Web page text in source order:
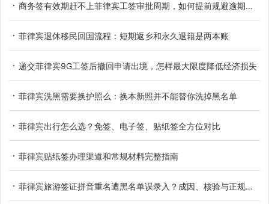
商务签有效期赶不上菲律宾工签审批周期，如何提前规避逾期滞留
菲律宾退休移民回国流程：短期返乡和永久退籍是两本账
递交菲律宾9G工签后撤回申请出境，怎样最大限度降低经济损失
菲律宾洗黑需要换护照么：换本新照并不能替你洗掉黑名单
菲律宾出行怎么选？免签、电子签、贴纸签全方位对比
菲律宾贴纸签办理渠道和常规材料完整指南
菲律宾旅游签证拼音重名遭黑名单误录入？成因、核验与正规解决办法